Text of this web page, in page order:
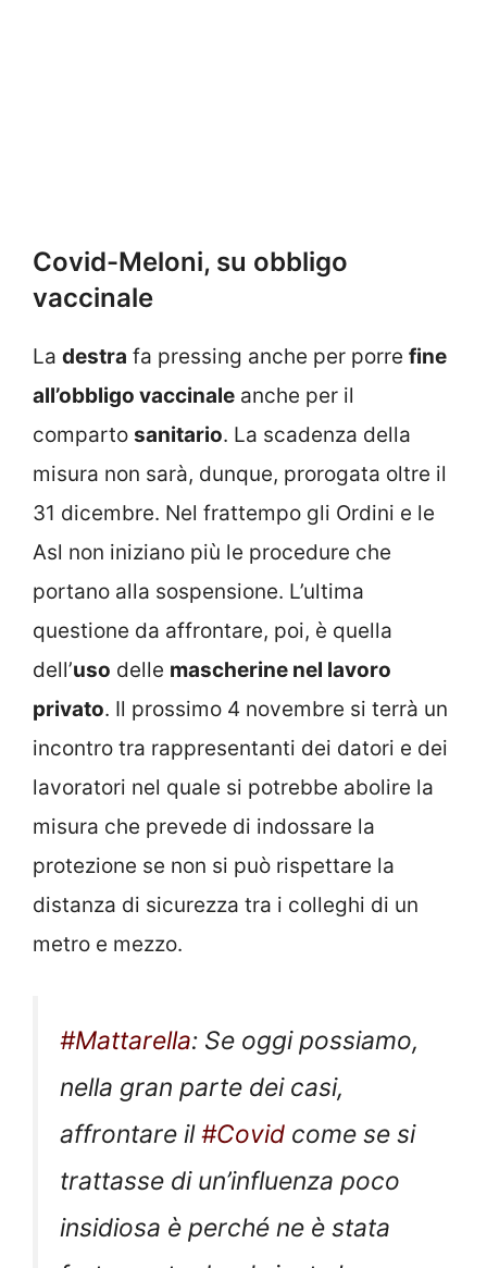
Covid-Meloni, su obbligo
vaccinale
La destra fa pressing anche per porre fine
all’obbligo vaccinale anche per il
comparto sanitario. La scadenza della
misura non sarà, dunque, prorogata oltre il
31 dicembre. Nel frattempo gli Ordini e le
Asl non iniziano più le procedure che
portano alla sospensione. L’ultima
questione da affrontare, poi, è quella
dell’uso delle mascherine nel lavoro
privato. Il prossimo 4 novembre si terrà un
incontro tra rappresentanti dei datori e dei
lavoratori nel quale si potrebbe abolire la
misura che prevede di indossare la
protezione se non si può rispettare la
distanza di sicurezza tra i colleghi di un
metro e mezzo.
#Mattarella: Se oggi possiamo,
nella gran parte dei casi,
affrontare il#Covid come se si
trattasse di un’influenza poco
insidiosa è perché ne è stata